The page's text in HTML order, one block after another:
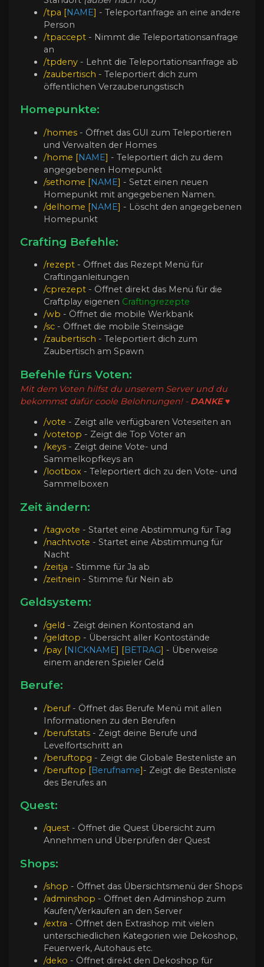
/tpa [NAME] - Teleportanfrage an eine andere
Person
/tpaccept - Nimmt die Teleportationsanfrage
an
/tpdeny - Lehnt die Teleportationsanfrage ab
/zaubertisch - Teleportiert dich zum
öffentlichen Verzauberungstisch
Homepunkte:
/homes - Öffnet das GUI zum Teleportieren
und Verwalten der Homes
/home [NAME] - Teleportiert dich zu dem
angegebenen Homepunkt
/sethome [NAME] - Setzt einen neuen
Homepunkt mit angegebenen Namen.
/delhome [NAME] - Löscht den angegebenen
Homepunkt
Crafting Befehle:
/rezept - Öffnet das Rezept Menü für
Craftinganleitungen
/cprezept - Öffnet direkt das Menü für die
Craftplay eigenen Craftingrezepte
/wb - Öffnet die mobile Werkbank
/sc - Öffnet die mobile Steinsäge
/zaubertisch - Teleportiert dich zum
Zaubertisch am Spawn
Befehle fürs Voten:
Mit dem Voten hilfst du unserem Server und du
bekommst dafür coole Belohnungen! - DANKE ♥
/vote - Zeigt alle verfügbaren Voteseiten an
/votetop - Zeigt die Top Voter an
/keys - Zeigt deine Vote- und
Sammelkopfkeys an
/lootbox - Teleportiert dich zu den Vote- und
Sammelboxen
Zeit ändern:
/tagvote - Startet eine Abstimmung für Tag
/nachtvote - Startet eine Abstimmung für
Nacht
/zeitja - Stimme für Ja ab
/zeitnein - Stimme für Nein ab
Geldsystem:
/geld - Zeigt deinen Kontostand an
/geldtop - Übersicht aller Kontostände
/pay [NICKNAME] [BETRAG] - Überweise
einem anderen Spieler Geld
Berufe:
/beruf- Öffnet das Berufe Menü mit allen
Informationen zu den Berufen
/berufstats - Zeigt deine Berufe und
Levelfortschritt an
/beruftopg - Zeigt die Globale Bestenliste an
/beruftop [Berufname]- Zeigt die Bestenliste
des Berufes an
Quest:
/quest - Öffnet die Quest Übersicht zum
Annehmen und Überprüfen der Quest
Shops:
/shop - Öffnet das Übersichtsmenü der Shops
/adminshop - Öffnet den Adminshop zum
Kaufen/Verkaufen an den Server
/extra - Öffnet den Extrashop mit vielen
unterschiedlichen Kategorien wie Dekoshop,
Feuerwerk, Autohaus etc.
/deko - Öffnet direkt den Dekoshop für